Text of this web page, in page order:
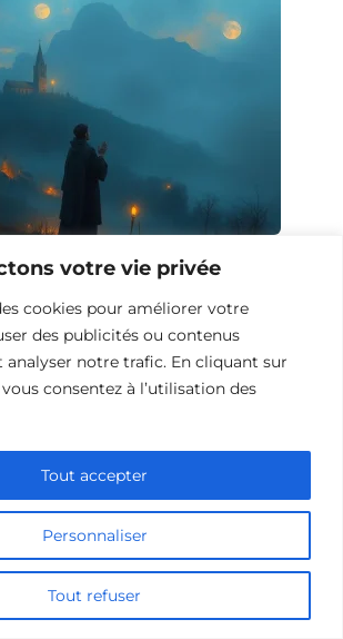
votre vie privée
cookies pour améliorer votre
des publicités ou contenus
analyser notre trafic. En cliquant sur
consentez à l’utilisation des
Personnaliser
Tout refuser
Tout accepter
à Garabandal
Voir Si Vous Avez Aimé The